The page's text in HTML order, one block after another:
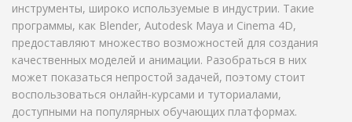
инструменты, широко используемые в индустрии. Такие
программы, как Blender, Autodesk Maya и Cinema 4D,
предоставляют множество возможностей для создания
качественных моделей и анимации. Разобраться в них
может показаться непростой задачей, поэтому стоит
воспользоваться онлайн-курсами и туториалами,
доступными на популярных обучающих платформах.